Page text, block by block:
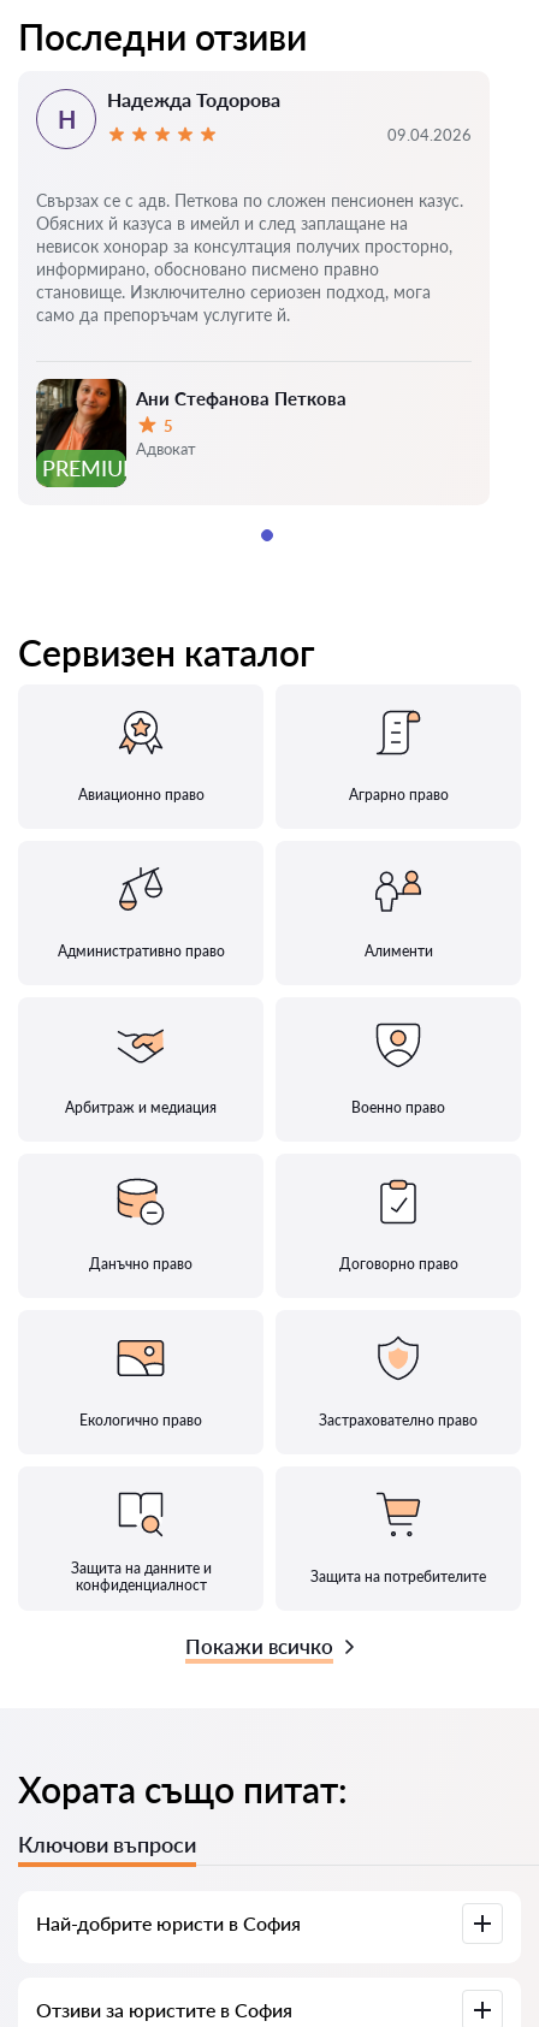
Последни отзиви
PREMIUM
Ани Стефанова Петкова
Оценка:
5
Адвокат
Н
Надежда Тодорова
09.04.2026
Свързах се с адв. Петкова по сложен пенсионен казус.
Обясних й казуса в имейл и след заплащане на
невисок хонорар за консултация получих просторно,
информирано, обосновано писмено правно
становище. Изключително сериозен подход, мога
само да препоръчам услугите й.
Сервизен каталог
Авиационно право Аграрно право
Административно право Алименти
Арбитраж и медиация Военно право
Данъчно право Договорно право
Екологично право Застрахователно право
Защита на данните и
конфиденциалност
Защита на потребителите
Покажи всичко
Хората също питат:
Ключови въпроси
Най-добрите юристи в София
пълна информация. Цени, отзиви, телефонен номер и
Отзиви за юристите в София